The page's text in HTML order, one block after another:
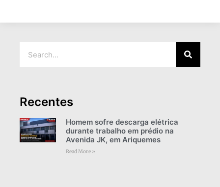
Recentes
Homem sofre descarga elétrica
durante trabalho em prédio na
Avenida JK, em Ariquemes
Read More »